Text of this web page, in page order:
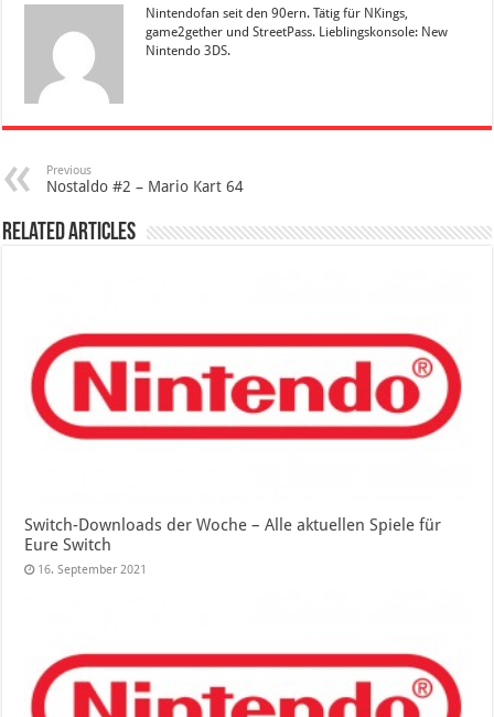
Nintendofan seit den 90ern. Tätig für NKings,
game2gether und StreetPass. Lieblingskonsole: New
Nintendo 3DS.
Previous
Nostaldo #2 – Mario Kart 64
Related Articles
Switch-Downloads der Woche – Alle aktuellen Spiele für
Eure Switch
16. September 2021